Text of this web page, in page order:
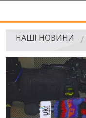
ГОЛОВНА
ВІДЕО
РОСІЙСЬКО-УКРАЇНСЬКА
"WINTER ON FIRE"
НАШІ НОВИНИ